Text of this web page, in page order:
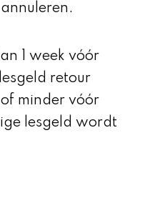
1 week vóór
retour
minder vóór
lesgeld wordt